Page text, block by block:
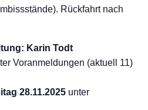
Rückfahrt nach
Karin Todt
Voranmeldungen (aktuell 11)
28.11.2025 unter